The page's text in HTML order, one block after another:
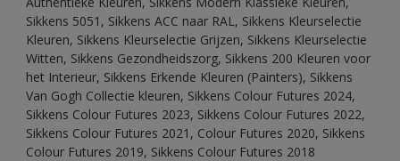
Sikkens 5051, Sikkens ACC naar RAL, Sikkens Kleurselectie
Kleuren, Sikkens Kleurselectie Grijzen, Sikkens Kleurselectie
Witten, Sikkens Gezondheidszorg, Sikkens 200 Kleuren voor
het Interieur, Sikkens Erkende Kleuren (Painters), Sikkens
Van Gogh Collectie kleuren, Sikkens Colour Futures 2024,
Sikkens Colour Futures 2023, Sikkens Colour Futures 2022,
Sikkens Colour Futures 2021, Colour Futures 2020, Sikkens
Colour Futures 2019, Sikkens Colour Futures 2018